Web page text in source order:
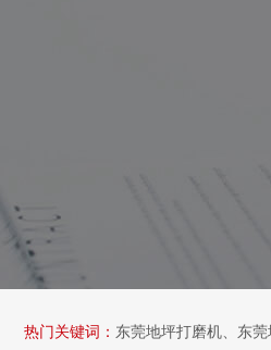
热门关键词： 东莞地坪打磨机、 东